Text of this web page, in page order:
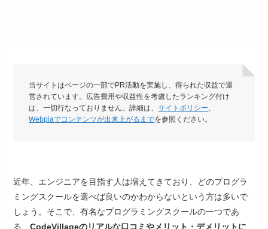
当サイトはページの一部でPR活動を実施し、得られた収益で運
営されています。広告費用や収益性を考慮したランキング付け
は、一切行なっておりません。詳細は、サイトポリシー、
Webpiaでコンテンツが出来上がるまでを参照ください。
近年、エンジニアを目指す人は増えてきており、どのプログラ
ミングスクールを選べば良いのかわからないという方は多いで
しょう。そこで、有名なプログラミングスクールの一つであ
る、CodeVillageのリアルな口コミやメリット・デメリットに